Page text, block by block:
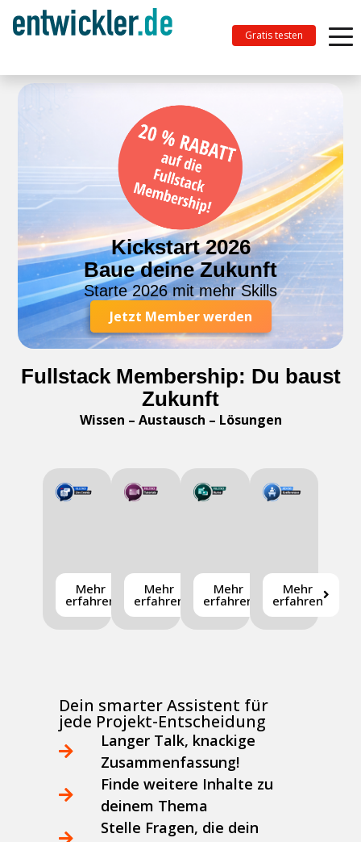
Gratis testen
Kickstart 2026
Baue deine Zukunft
Jetzt Member werden
Starte 2026 mit mehr Skills
Fullstack Membership: Du baust
Zukunft
Wissen – Austausch – Lösungen
Mehr
erfahren
Mehr
erfahren
Mehr
erfahren
Mehr
erfahren
Dein smarter Assistent für
jede Projekt-Entscheidung
Langer Talk, knackige
Zusammenfassung!
Finde weitere Inhalte zu
deinem Thema
Stelle Fragen, die dein